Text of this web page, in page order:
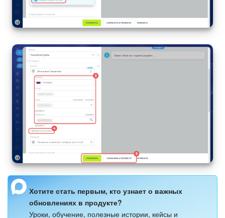
Хотите стать первым, кто узнает о важных
обновлениях в продукте?
Уроки, обучение, полезные истории, кейсы и